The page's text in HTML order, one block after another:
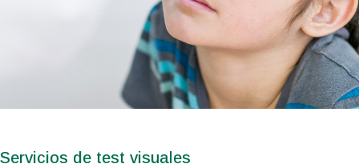
Servicios de test visuales